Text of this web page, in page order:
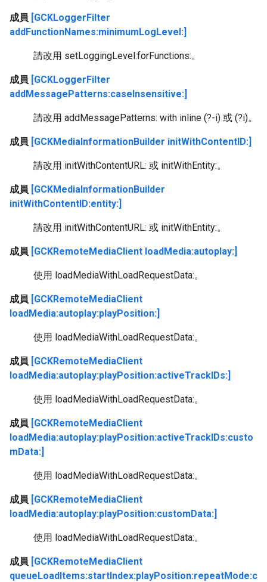
成員 [GCKLoggerFilter
addFunctionNames:minimumLogLevel:]
請改用 setLoggingLevel:forFunctions:。
成員 [GCKLoggerFilter
addMessagePatterns:caseInsensitive:]
請改用 addMessagePatterns: with inline (?-i) 或 (?i)。
成員 [GCKMediaInformationBuilder initWithContentID:]
請改用 initWithContentURL: 或 initWithEntity:。
成員 [GCKMediaInformationBuilder
initWithContentID:entity:]
請改用 initWithContentURL: 或 initWithEntity:。
成員 [GCKRemoteMediaClient loadMedia:autoplay:]
使用 loadMediaWithLoadRequestData:。
成員 [GCKRemoteMediaClient
loadMedia:autoplay:playPosition:]
使用 loadMediaWithLoadRequestData:。
成員 [GCKRemoteMediaClient
loadMedia:autoplay:playPosition:activeTrackIDs:]
使用 loadMediaWithLoadRequestData:。
成員 [GCKRemoteMediaClient
loadMedia:autoplay:playPosition:activeTrackIDs:custo
mData:]
使用 loadMediaWithLoadRequestData:。
成員 [GCKRemoteMediaClient
loadMedia:autoplay:playPosition:customData:]
使用 loadMediaWithLoadRequestData:。
成員 [GCKRemoteMediaClient
queueLoadItems:startIndex:playPosition:repeatMode:c